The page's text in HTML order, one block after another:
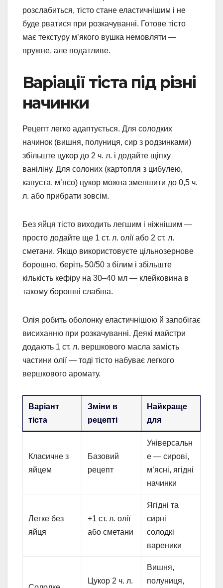
розслабиться, тісто стане еластичнішим і не
буде рватися при розкачуванні. Готове тісто
має текстуру м’якого вушка немовляти —
пружне, але податливе.
Варіації тіста під різні
начинки
Рецепт легко адаптується. Для солодких
начинок (вишня, полуниця, сир з родзинками)
збільште цукор до 2 ч. л. і додайте щіпку
ваніліну. Для солоних (картопля з цибулею,
капуста, м’ясо) цукор можна зменшити до 0,5 ч.
л. або прибрати зовсім.
Без яйця тісто виходить легшим і ніжнішим —
просто додайте ще 1 ст. л. олії або 2 ст. л.
сметани. Якщо використовуєте цільнозернове
борошно, беріть 50/50 з білим і збільште
кількість кефіру на 30–40 мл — клейковина в
такому борошні слабша.
Олія робить оболонку еластичнішою й запобігає
висиханню при розкачуванні. Деякі майстри
додають 1 ст. л. вершкового масла замість
частини олії — тоді тісто набуває легкого
вершкового аромату.
Варіант
тіста
Зміни в
рецепті
Найкраще
для
Класичне з
яйцем
Базовий
рецепт
Універсальн
е — сирові,
м’ясні, ягідні
начинки
Легке без
яйця
+1 ст. л. олії
або сметани
Ягідні та
сирні
солодкі
вареники
Цукор 2 ч. л.
Вишня,
полуниця,